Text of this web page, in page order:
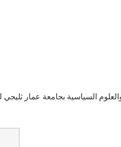
السياسية بجامعة عمار